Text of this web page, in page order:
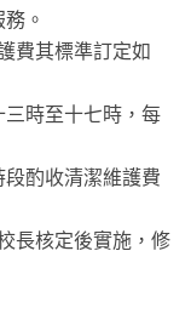
。
費其標準訂定如
三時至十七時，每
段酌收清潔維護費
長核定後實施，修